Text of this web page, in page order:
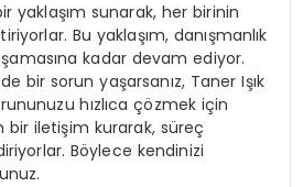
yaklaşım sunarak, her birinin
Bu yaklaşım, danışmanlık
kadar devam ediyor.
bir sorun yaşarsanız, Taner Işık
hızlıca çözmek için
iletişim kurarak, süreç
Böylece kendinizi